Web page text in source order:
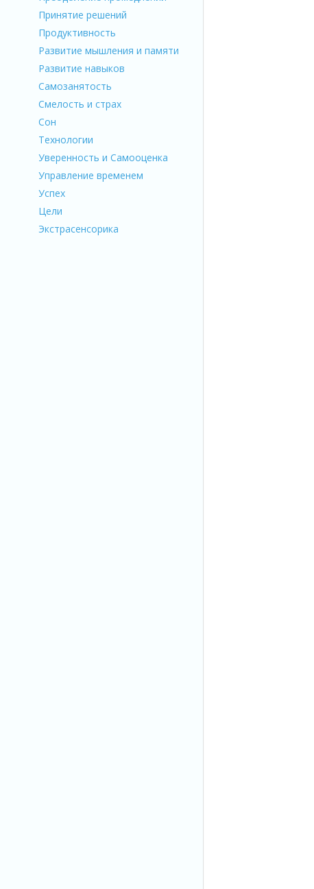
Принятие решений
Продуктивность
Развитие мышления и памяти
Развитие навыков
Самозанятость
Смелость и страх
Сон
Технологии
Уверенность и Самооценка
Управление временем
Успех
Цели
Экстрасенсорика